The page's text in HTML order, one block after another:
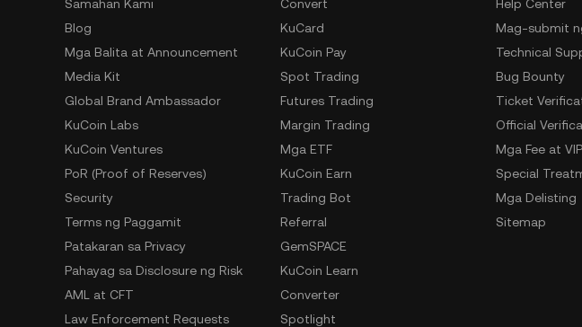
Samahan Kami
Blog
Mga Balita at Announcement
Media Kit
Global Brand Ambassador
KuCoin Labs
KuCoin Ventures
PoR (Proof of Reserves)
Security
Terms ng Paggamit
Patakaran sa Privacy
Pahayag sa Disclosure ng Risk
AML at CFT
Law Enforcement Requests
Convert
KuCard
KuCoin Pay
Spot Trading
Futures Trading
Margin Trading
Mga ETF
KuCoin Earn
Trading Bot
Referral
GemSPACE
KuCoin Learn
Converter
Spotlight
Help Center
Mag-submit
Technical
Bug Bounty
Ticket
Official
Mga Fee at VIP
Special
Mga Delisting
Sitemap